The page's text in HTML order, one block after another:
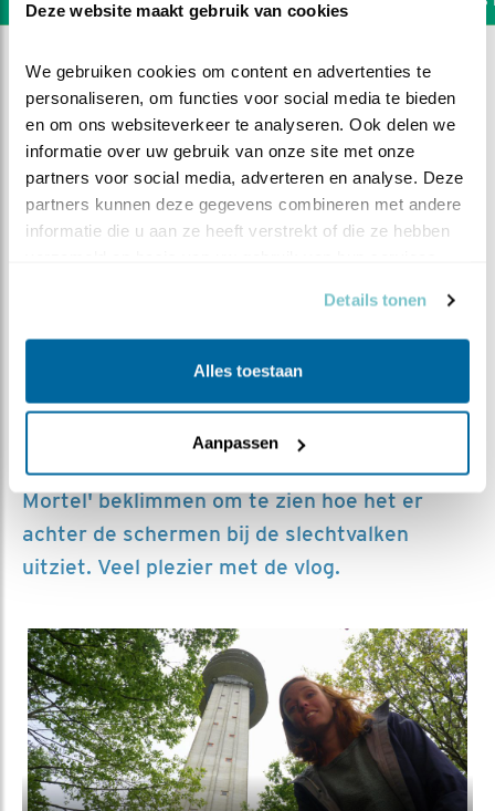
Deze website maakt gebruik van cookies
We gebruiken cookies om content en advertenties te
personaliseren, om functies voor social media te bieden
en om ons websiteverkeer te analyseren. Ook delen we
informatie over uw gebruik van onze site met onze
partners voor social media, adverteren en analyse. Deze
partners kunnen deze gegevens combineren met andere
informatie die u aan ze heeft verstrekt of die ze hebben
Details tonen
Alles toestaan
Aanpassen
Op grote hoogte
947x | 449x
I
k kreeg dit weekend de kans om het
hoogste nest van 'beleef de lente' van
dichtbij te mogen zien. Samen met Martin
Vink mocht ik de zendmast bij het dorpje 'de
Mortel' beklimmen om te zien hoe het er
achter de schermen bij de slechtvalken
uitziet. Veel plezier met de vlog.